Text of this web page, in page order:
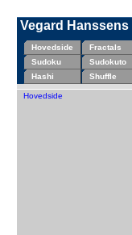
Vegard
Hovedside Fractals
Sudoku
Sudokuto
Hashi
Shuffle
Hovedside